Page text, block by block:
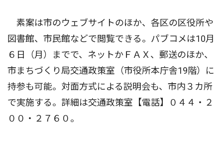
素案は市のウェブサイトのほか、各区の区役所や
図書館、市民館などで閲覧できる。パブコメは10月
６日（月）までで、ネットかＦＡＸ、郵送のほか、
市まちづくり局交通政策室（市役所本庁舎19階）に
持参も可能。対面方式による説明会も、市内３カ所
で実施する。詳細は交通政策室【電話】０４４・２
００・２７６０。